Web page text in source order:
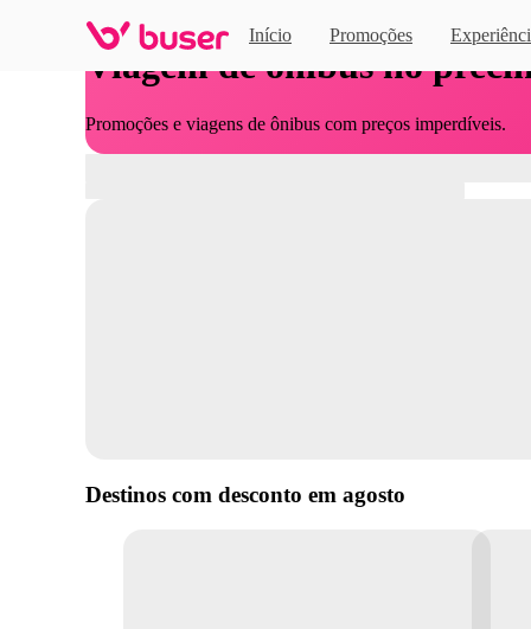
Início Promoções
Viagem de ônibus no
Promoções e viagens de ônibus com preços imperdíveis.
Destinos com desconto em agosto